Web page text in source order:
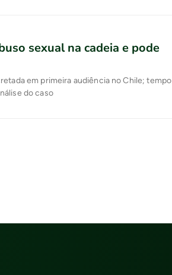
sexual na cadeia e pode
em primeira audiência no Chile; tempo
do caso